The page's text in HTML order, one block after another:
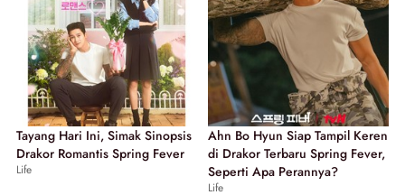
Tayang Hari Ini, Simak Sinopsis
Drakor Romantis Spring Fever
Life
Ahn Bo Hyun Siap Tampil Keren
di Drakor Terbaru Spring Fever,
Seperti Apa Perannya?
Life